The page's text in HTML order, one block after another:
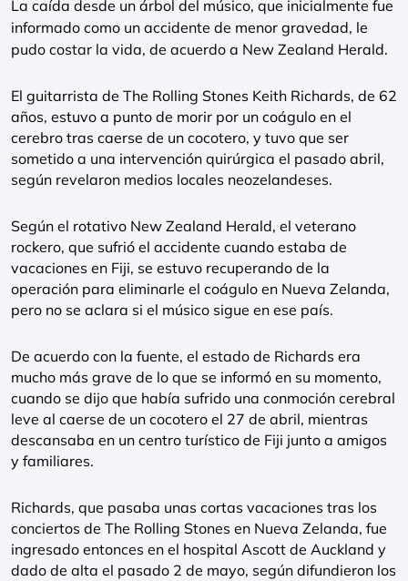
La caída desde un árbol del músico, que inicialmente fue
informado como un accidente de menor gravedad, le
pudo costar la vida, de acuerdo a New Zealand Herald.
El guitarrista de The Rolling Stones Keith Richards, de 62
años, estuvo a punto de morir por un coágulo en el
cerebro tras caerse de un cocotero, y tuvo que ser
sometido a una intervención quirúrgica el pasado abril,
según revelaron medios locales neozelandeses.
Según el rotativo New Zealand Herald, el veterano
rockero, que sufrió el accidente cuando estaba de
vacaciones en Fiji, se estuvo recuperando de la
operación para eliminarle el coágulo en Nueva Zelanda,
pero no se aclara si el músico sigue en ese país.
De acuerdo con la fuente, el estado de Richards era
mucho más grave de lo que se informó en su momento,
cuando se dijo que había sufrido una conmoción cerebral
leve al caerse de un cocotero el 27 de abril, mientras
descansaba en un centro turístico de Fiji junto a amigos
y familiares.
Richards, que pasaba unas cortas vacaciones tras los
conciertos de The Rolling Stones en Nueva Zelanda, fue
ingresado entonces en el hospital Ascott de Auckland y
dado de alta el pasado 2 de mayo, según difundieron los